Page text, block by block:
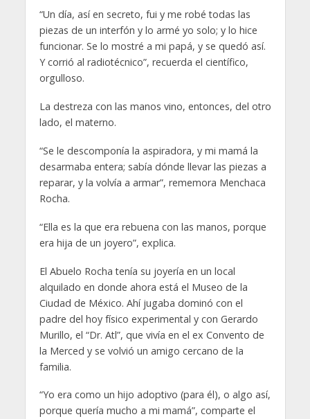
“Un día, así en secreto, fui y me robé todas las
piezas de un interfón y lo armé yo solo; y lo hice
funcionar. Se lo mostré a mi papá, y se quedó así.
Y corrió al radiotécnico”, recuerda el científico,
orgulloso.
La destreza con las manos vino, entonces, del otro
lado, el materno.
“Se le descomponía la aspiradora, y mi mamá la
desarmaba entera; sabía dónde llevar las piezas a
reparar, y la volvía a armar”, rememora Menchaca
Rocha.
“Ella es la que era rebuena con las manos, porque
era hija de un joyero”, explica.
El Abuelo Rocha tenía su joyería en un local
alquilado en donde ahora está el Museo de la
Ciudad de México. Ahí jugaba dominó con el
padre del hoy físico experimental y con Gerardo
Murillo, el “Dr. Atl”, que vivía en el ex Convento de
la Merced y se volvió un amigo cercano de la
familia.
“Yo era como un hijo adoptivo (para él), o algo así,
porque quería mucho a mi mamá”, comparte el